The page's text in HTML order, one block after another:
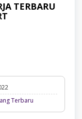
TERBARU
Terbaru